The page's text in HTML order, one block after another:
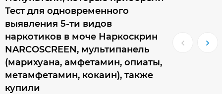
Тест для одновременного
выявления 5-ти видов
наркотиков в моче Наркоскрин
NARCOSCREEN, мультипанель
(марихуана, амфетамин, опиаты,
метамфетамин, кокаин), также
купили